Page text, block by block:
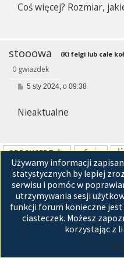
t
Coś więcej? Rozmiar,
stooowa
0 gwiazdek
(K) felgi lub całe
P
t
5 sty 2024, o 09:38
Nieaktualne
ODPOWIEDZ
Posty: 3
Używamy informacji
statystycznych by lepiej
serwisu i pomóc w
utrzymywania sesji
funkcji forum konieczne jest
ciasteczek. Możesz
korzystając z
Strona główna
Technologię dostarczaphpBB